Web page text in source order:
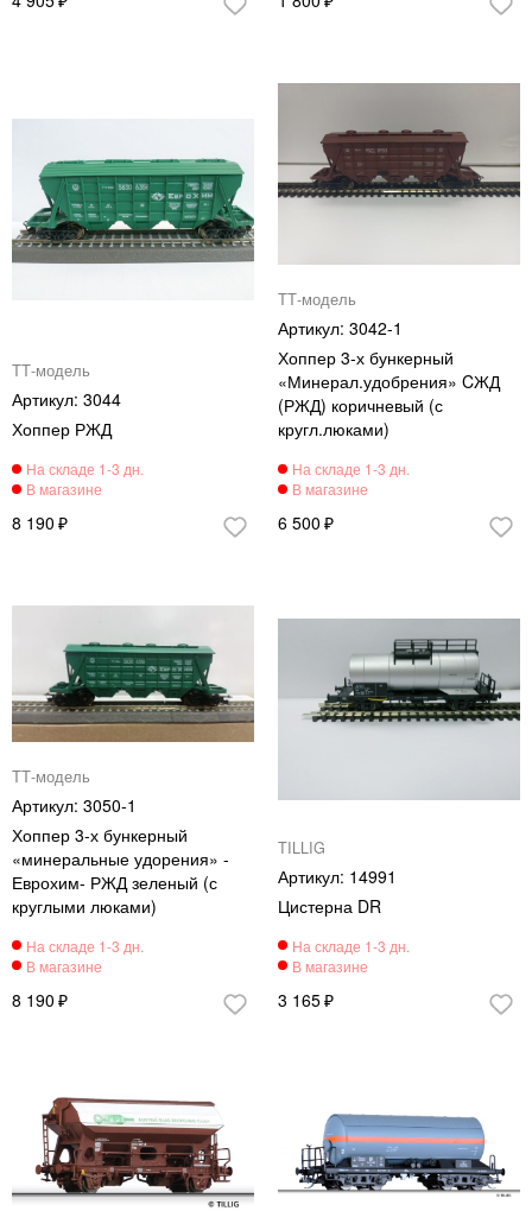
ТТ-модель
3044
Хоппер РЖД
8 190
ТТ-модель
3042-1
Хоппер 3-х бункерный
«Минерал.удобрения» CЖД
(РЖД) коричневый (с
кругл.люками)
6 500
ТТ-модель
3050-1
Хоппер 3-х бункерный
«минеральные удорения» -
Еврохим- РЖД зеленый (с
круглыми люками)
8 190
TILLIG
14991
Цистерна DR
3 165